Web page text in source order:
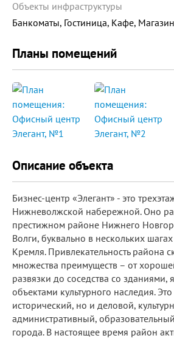
Объекты инфраструктуры
Банкоматы, Гостиница, Кафе,
Планы помещений
Описание объекта
Бизнес-центр «Элегант» - это
Нижневолжской набережной. Оно
престижном районе Нижнего
Волги, буквально в нескольких
Кремля. Привлекательность района
множества преимуществ – от
развязки до соседства со
объектами культурного наследия.
исторический, но и деловой,
административный,
города. В настоящее время район